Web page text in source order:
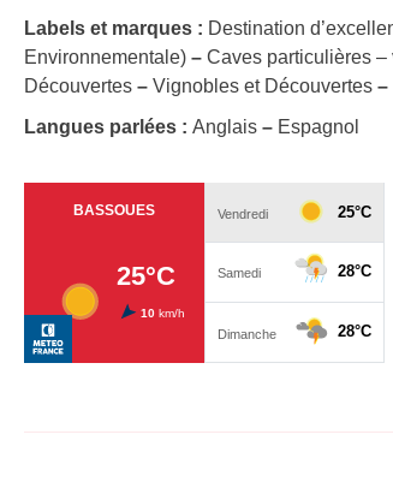
Labels et marques : Destination
Environnementale) – Caves particulières
Découvertes – Vignobles et Découvertes –
Langues parlées : Anglais – Espagnol